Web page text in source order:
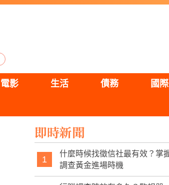
電影 生活 債務 國際
即時新聞
1
什麼時候找徵信社最有效？掌
調查黃金進場時機